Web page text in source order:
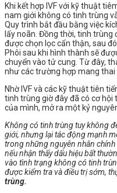
Khi kết hợp IVF với kỹ thuật
nam giới không có tinh trùng
Quy trình bắt đầu bằng việc
lấy noãn. Đồng thời, tinh
được chọn lọc cẩn thận, sau
Phôi sau khi hình thành sẽ
chuyển vào tử cung. Từ đây,
như các trường hợp mang thai
Nhờ IVF và các kỹ thuật tiên
tinh trùng giờ đây đã có cơ
của mình, mở ra một kỷ
Không có tinh trùng tuy không
giới, nhưng lại tác động mạnh
trong những nguyên nhân
nếu nhận thấy dấu hiệu bất
vào tình trạng không có tinh
được kiểm tra và điều trị sớm,
trùng.